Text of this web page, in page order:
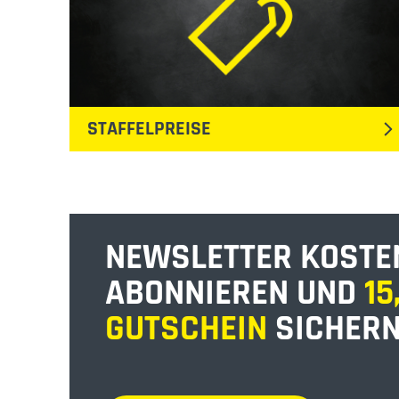
STAFFELPREISE
NEWSLETTER
ABONNIEREN UND
GUTSCHEIN